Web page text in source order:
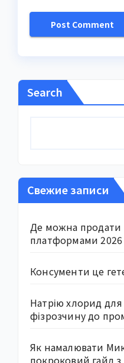
Search
Свежие записи
Де можна продати
платформами 2026
Консументи це
Натрію хлорид для
фізрозчину до
Як намалювати